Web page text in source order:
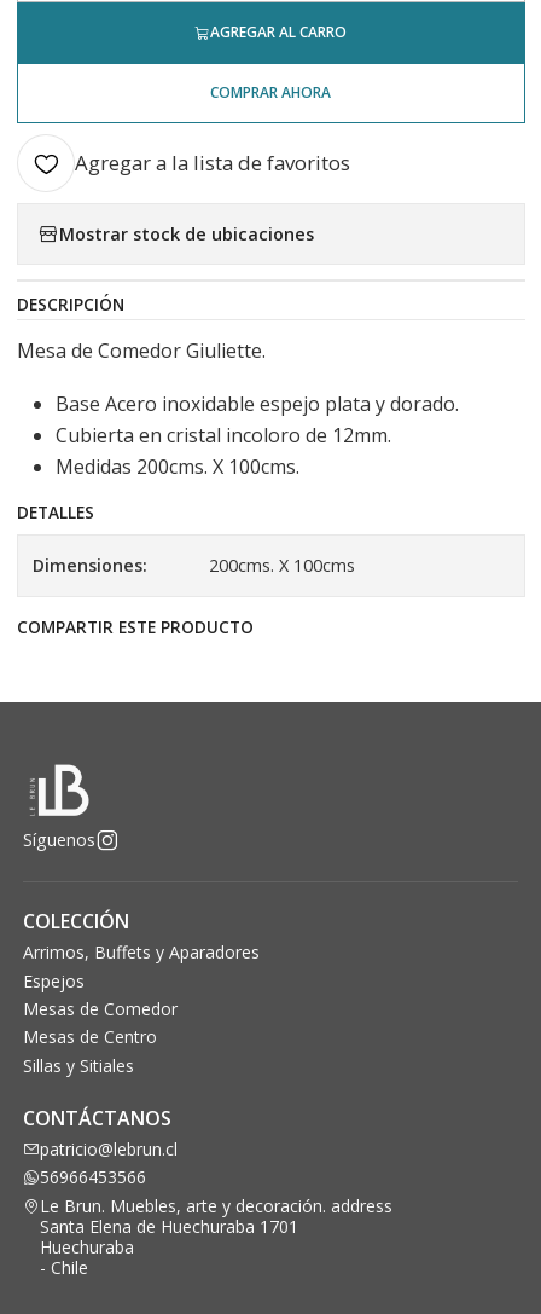
AGREGAR AL CARRO
COMPRAR AHORA
Agregar a la lista de favoritos
Mostrar stock de ubicaciones
DESCRIPCIÓN
Mesa de Comedor Giuliette.
Base Acero inoxidable espejo plata y dorado.
Cubierta en cristal incoloro de 12mm.
Medidas 200cms. X 100cms.
DETALLES
Dimensiones: 200cms. X 100cms
COMPARTIR ESTE PRODUCTO
Síguenos
COLECCIÓN
Arrimos, Buffets y Aparadores
Espejos
Mesas de Comedor
Mesas de Centro
Sillas y Sitiales
CONTÁCTANOS
patricio@lebrun.cl
56966453566
Le Brun. Muebles, arte y decoración. address
Santa Elena de Huechuraba 1701
Huechuraba
- Chile